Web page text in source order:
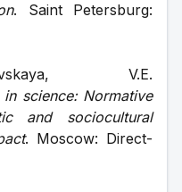
. Saint Petersburg:
V.E.
in science: Normative
and sociocultural
. Moscow: Direct-